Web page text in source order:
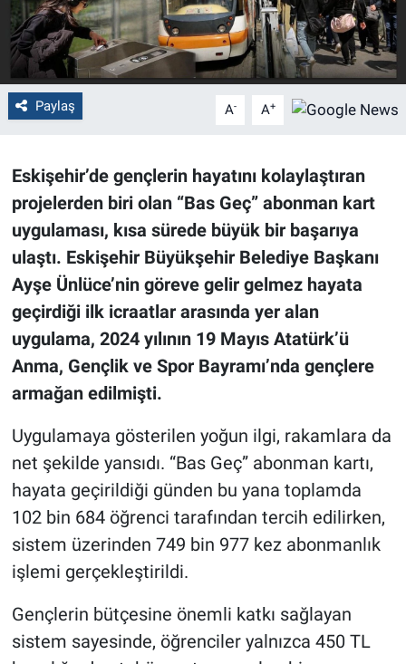
Paylaş A- A+
Eskişehir’de gençlerin hayatını kolaylaştıran
projelerden biri olan “Bas Geç” abonman kart
uygulaması, kısa sürede büyük bir başarıya
ulaştı. Eskişehir Büyükşehir Belediye Başkanı
Ayşe Ünlüce’nin göreve gelir gelmez hayata
geçirdiği ilk icraatlar arasında yer alan
uygulama, 2024 yılının 19 Mayıs Atatürk’ü
Anma, Gençlik ve Spor Bayramı’nda gençlere
armağan edilmişti.
Uygulamaya gösterilen yoğun ilgi, rakamlara da
net şekilde yansıdı. “Bas Geç” abonman kartı,
hayata geçirildiği günden bu yana toplamda
102 bin 684 öğrenci tarafından tercih edilirken,
sistem üzerinden 749 bin 977 kez abonmanlık
işlemi gerçekleştirildi.
Gençlerin bütçesine önemli katkı sağlayan
sistem sayesinde, öğrenciler yalnızca 450 TL
Bilecik
Kütahya
Gezi
Çevre
Yerel
Magazin
Bilim ve Teknoloji